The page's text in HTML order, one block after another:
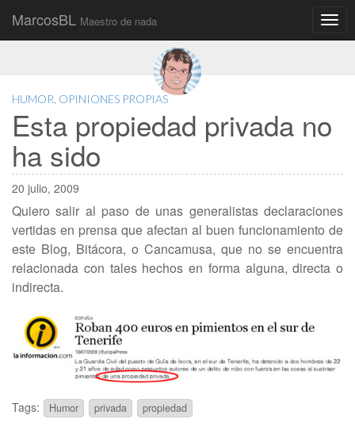
MarcosBL Maestro de nada
HUMOR OPINIONES PROPIAS
Esta propiedad privada no
ha sido
20 julio, 2009
Quiero salir al paso de unas generalistas declaraciones
vertidas en prensa que afectan al buen funcionamiento de
este Blog, Bitácora, o Cancamusa, que no se encuentra
relacionada con tales hechos en forma alguna, directa o
indirecta.
Tags: Humor privada propiedad